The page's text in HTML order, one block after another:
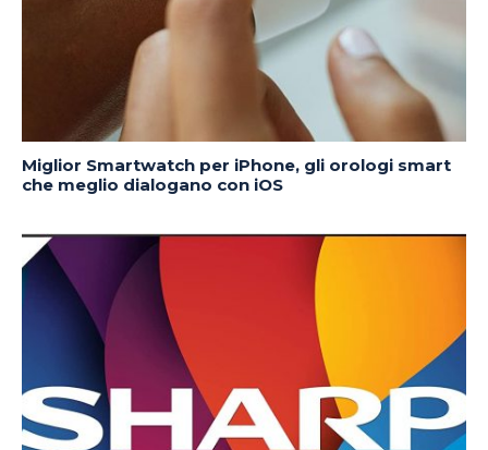
Miglior Smartwatch per iPhone, gli orologi smart
che meglio dialogano con iOS